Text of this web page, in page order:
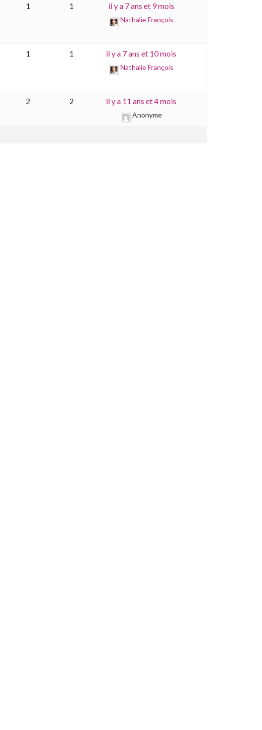
1 1 il y a 7 ans et 9 mois
Nathalie François
1 1 il y a 7 ans et 10 mois
Nathalie François
2 2 il y a 11 ans et 4 mois
Anonyme